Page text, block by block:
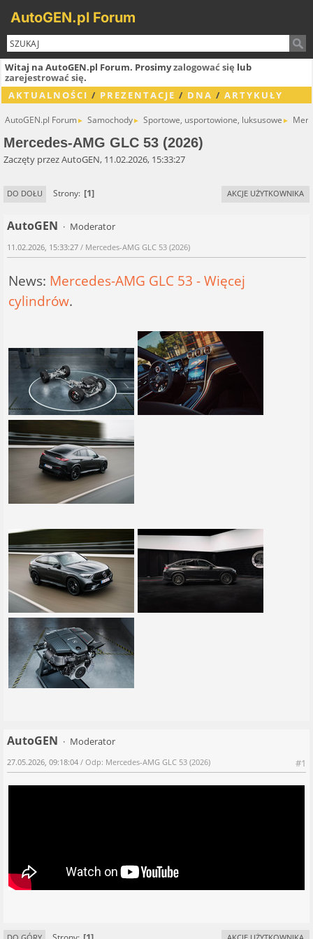
AutoGEN.pl Forum
Witaj na AutoGEN.pl Forum. Prosimyzalogować się lub
zarejestrować się.
AKTUALNOŚCI / PREZENTACJE / DNA / ARTYKUŁY
AutoGEN.pl Forum► Samochody► Sportowe, usportowione, luksusowe ►
Mercedes-AMG GLC 53 (2026)
Zaczęty przez AutoGEN, 11.02.2026, 15:33:27
DO DOŁU Strony 1 AKCJE UŻYTKOWNIKA
AutoGEN Moderator
11.02.2026, 15:33:27 / Mercedes-AMG GLC 53 (2026)
News: Mercedes-AMG GLC 53 - Więcej
cylindrów.
AutoGEN
Moderator
#1
27.05.2026, 09:18:04 / Odp: Mercedes-AMG GLC 53 (2026)